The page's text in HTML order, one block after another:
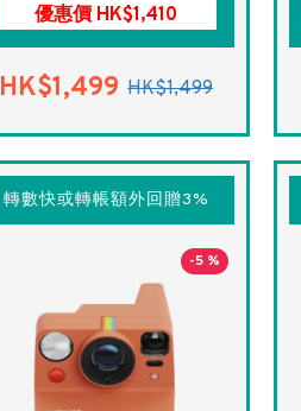
優惠價 HK$1,410
HK$1,499 HK$1,499
轉數快或轉帳額外回贈3%
-5 %